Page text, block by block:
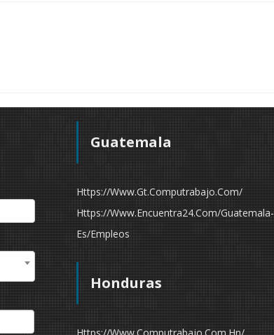
Guatemala
Https://www.gt.computrabajo.com/
Https://www.encuentra24.com/guatemala-
Es/empleos
Honduras